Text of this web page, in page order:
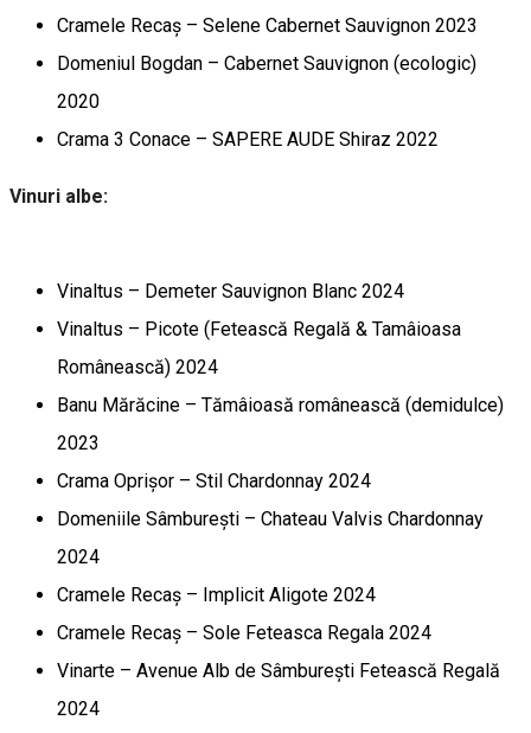
Cramele Recaș – Selene Cabernet Sauvignon 2023
Domeniul Bogdan – Cabernet Sauvignon (ecologic)
2020
Crama 3 Conace – SAPERE AUDE Shiraz 2022
Vinuri albe:
Vinaltus – Demeter Sauvignon Blanc 2024
Vinaltus – Picote (Fetească Regală & Tamâioasa
Românească) 2024
Banu Mărăcine – Tămâioasă românească (demidulce)
2023
Crama Oprișor – Stil Chardonnay 2024
Domeniile Sâmburești – Chateau Valvis Chardonnay
2024
Cramele Recaș – Implicit Aligote 2024
Cramele Recaș – Sole Feteasca Regala 2024
Vinarte – Avenue Alb de Sâmburești Fetească Regală
2024